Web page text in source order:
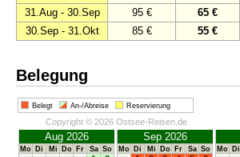
31.Aug - 30.Sep 95 € 65 €
30.Sep - 31.Okt 85 € 55 €
Belegung
Belegt An-/Abreise Reservierung
Copyright © 2026 Ostsee-Reisen.de
Aug 2026
Mo Di Mi Do Fr Sa So
Sep 2026
Mo Di Mi Do Fr Sa So Mo Di